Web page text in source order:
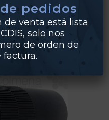
PVC
pedidos
de venta está lista
solo nos
de orden de
factura.